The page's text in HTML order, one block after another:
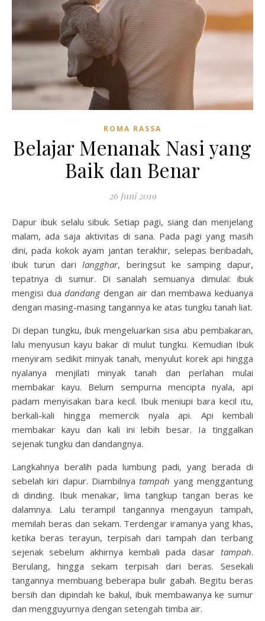
ROMA RASSA
Belajar Menanak Nasi yang
Baik dan Benar
26 Juni 2019
Dapur ibuk selalu sibuk. Setiap pagi, siang dan menjelang
malam, ada saja aktivitas di sana. Pada pagi yang masih
dini, pada kokok ayam jantan terakhir, selepas beribadah,
ibuk turun darilangghar, beringsut ke samping dapur,
tepatnya di sumur. Di sanalah semuanya dimulai: ibuk
mengisi duadandangdengan air dan membawa keduanya
dengan masing-masing tangannya ke atas tungku tanah liat.
Di depan tungku, ibuk mengeluarkan sisa abu pembakaran,
lalu menyusun kayu bakar di mulut tungku. Kemudian Ibuk
menyiram sedikit minyak tanah, menyulut korek api hingga
nyalanya menjilati minyak tanah dan perlahan mulai
membakar kayu. Belum sempurna mencipta nyala, api
padam menyisakan bara kecil. Ibuk meniupi bara kecil itu,
berkali-kali hingga memercik nyala api. Api kembali
membakar kayu dan kali ini lebih besar. Ia tinggalkan
sejenak tungku dan dandangnya.
Langkahnya beralih pada lumbung padi, yang berada di
sebelah kiri dapur. Diambilnya tampah yang menggantung
di dinding. Ibuk menakar, lima tangkup tangan beras ke
dalamnya. Lalu terampil tangannya mengayun tampah,
memilah beras dan sekam. Terdengar iramanya yang khas,
ketika beras terayun, terpisah dari tampah dan terbang
sejenak sebelum akhirnya kembali pada dasar tampah.
Berulang, hingga sekam terpisah dari beras. Sesekali
tangannya membuang beberapa bulir gabah. Begitu beras
bersih dan dipindah ke bakul, ibuk membawanya ke sumur
dan mengguyurnya dengan setengah timba air.